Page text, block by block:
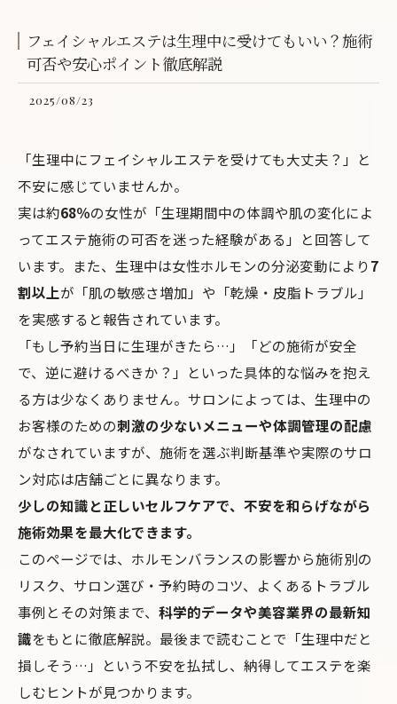
フェイシャルエステは生理中に受けてもいい？施術
可否や安心ポイント徹底解説
2025/08/23
「生理中にフェイシャルエステを受けても大丈夫？」と
不安に感じていませんか。
実は約68％の女性が「生理期間中の体調や肌の変化によ
ってエステ施術の可否を迷った経験がある」と回答して
います。また、生理中は女性ホルモンの分泌変動により7
割以上が「肌の敏感さ増加」や「乾燥・皮脂トラブル」
を実感すると報告されています。
「もし予約当日に生理がきたら…」「どの施術が安全
で、逆に避けるべきか？」といった具体的な悩みを抱え
る方は少なくありません。サロンによっては、生理中の
お客様のための刺激の少ないメニューや体調管理の配慮
がなされていますが、施術を選ぶ判断基準や実際のサロ
ン対応は店舗ごとに異なります。
少しの知識と正しいセルフケアで、不安を和らげながら
施術効果を最大化できます。
このページでは、ホルモンバランスの影響から施術別の
リスク、サロン選び・予約時のコツ、よくあるトラブル
事例とその対策まで、 科学的データや美容業界の最新知
識をもとに徹底解説。最後まで読むことで「生理中だと
損しそう…」という不安を払拭し、納得してエステを楽
しむヒントが見つかります。